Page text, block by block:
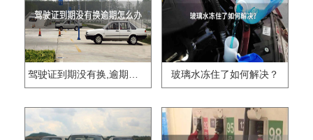
驾驶证到期没有换,逾期怎么办?? 玻璃水冻住了如何解决？